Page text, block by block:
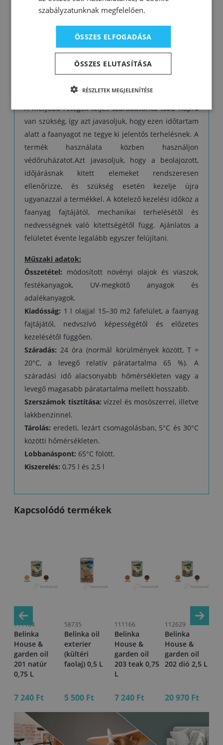
Felhordás előtt a faanyag legyen száraz,
szennyeződés-, zsír- és pormentes, és finoman
kezelésétől és a felvitel módjától függ. A faanyag
védelme akkor megfelelő, ha nem szív be több
időközönként legalább két réteg olajat kell felvinni.
A mélyebb rétegek teljes száradásához több napra
van szükség, így azt javasoljuk, hogy ezen időtartam
alatt a faanyagot ne tegye ki jelentős terhelésnek. A
termék használata közben használjon
védőruházatot.Azt javasoljuk, hogy a beolajozott,
időjárásnak kitett elemeket rendszeresen
ellenőrizze, és szükség esetén kezelje újra
ugyanazzal a termékkel. A kötelező kezelési időköz a
faanyag fajtájától, mechanikai terhelésétől és
nedvességnek való kitettségétől függ. Ajánlatos a
felületet évente legalább egyszer felújítani.
Műszaki adatok:
Összetétel: módosított növényi olajok és viaszok,
festékanyagok, UV-megkötő anyagok és
adalékanyagok.
Kiadósság: 1 l olajjal 15–30 m2 fafelület, a faanyag
fajtájától, nedvszívó képességétől és előzetes
kezelésétől függően.
Száradás: 24 óra (normál körülmények között, T =
20°C, a levegő relatív páratartalma 65 %). A
száradási idő alacsonyabb hőmérsékleten vagy a
levegő magasabb páratartalma mellett hosszabb.
Szerszámok tisztítása:vízzel és mosószerrel, illetve
lakkbenzinnel.
Tárolás: eredeti, lezárt csomagolásban, 5°C és 30°C
közötti hőmérsékleten.
Lobbanáspont: 65°C fölött.
Kiszerelés: 0,75 l és 2,5 l
Kapcsolódó termékek
111164
Belinka
House &
garden oil
201 natúr
0,75 L
7 240 Ft
58735
Belinka oil
exterier
(kültéri
faolaj) 0,5 L
5 500 Ft
111166
Belinka
House &
garden oil
203 teak 0,75
L
7 240 Ft
112629
Belinka
House &
garden oil
202 dió 2,5 L
20 970 Ft
szabályzatunknak megfelelően.
ÖSSZES ELFOGADÁSA
ÖSSZES ELUTASÍTÁSA
RÉSZLETEK MEGJELENÍTÉSE